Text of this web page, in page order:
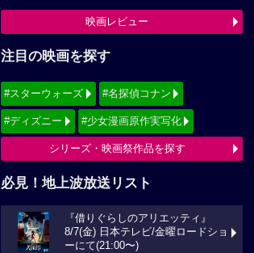
映画レビュー
注目の映画を探す
#スターウォーズ #名探偵コナン
#ディズニー #少女漫画原作実写化
シリーズ・映画祭作品を探す
必見！地上波放送リスト
『借りぐらしのアリエッティ』
8/7(金) 日本テレビ/金曜ロードショ
ーにて(21:00〜)